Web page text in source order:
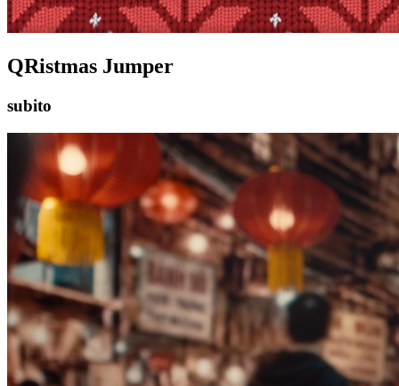
QRistmas Jumper
subito